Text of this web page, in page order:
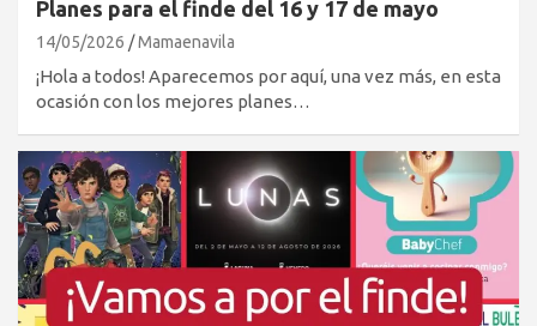
Planes para el finde del 16 y 17 de mayo
14/05/2026 Mamaenavila
¡Hola a todos! Aparecemos por aquí, una vez más, en esta
ocasión con los mejores planes…